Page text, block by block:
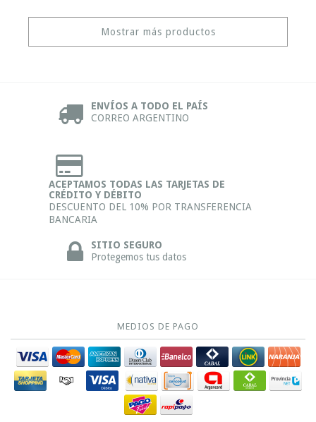
Mostrar más productos
ENVÍOS A TODO EL PAÍS
CORREO ARGENTINO
ACEPTAMOS TODAS LAS TARJETAS DE
CRÉDITO Y DÉBITO
DESCUENTO DEL 10% POR TRANSFERENCIA
BANCARIA
SITIO SEGURO
Protegemos tus datos
MEDIOS DE PAGO